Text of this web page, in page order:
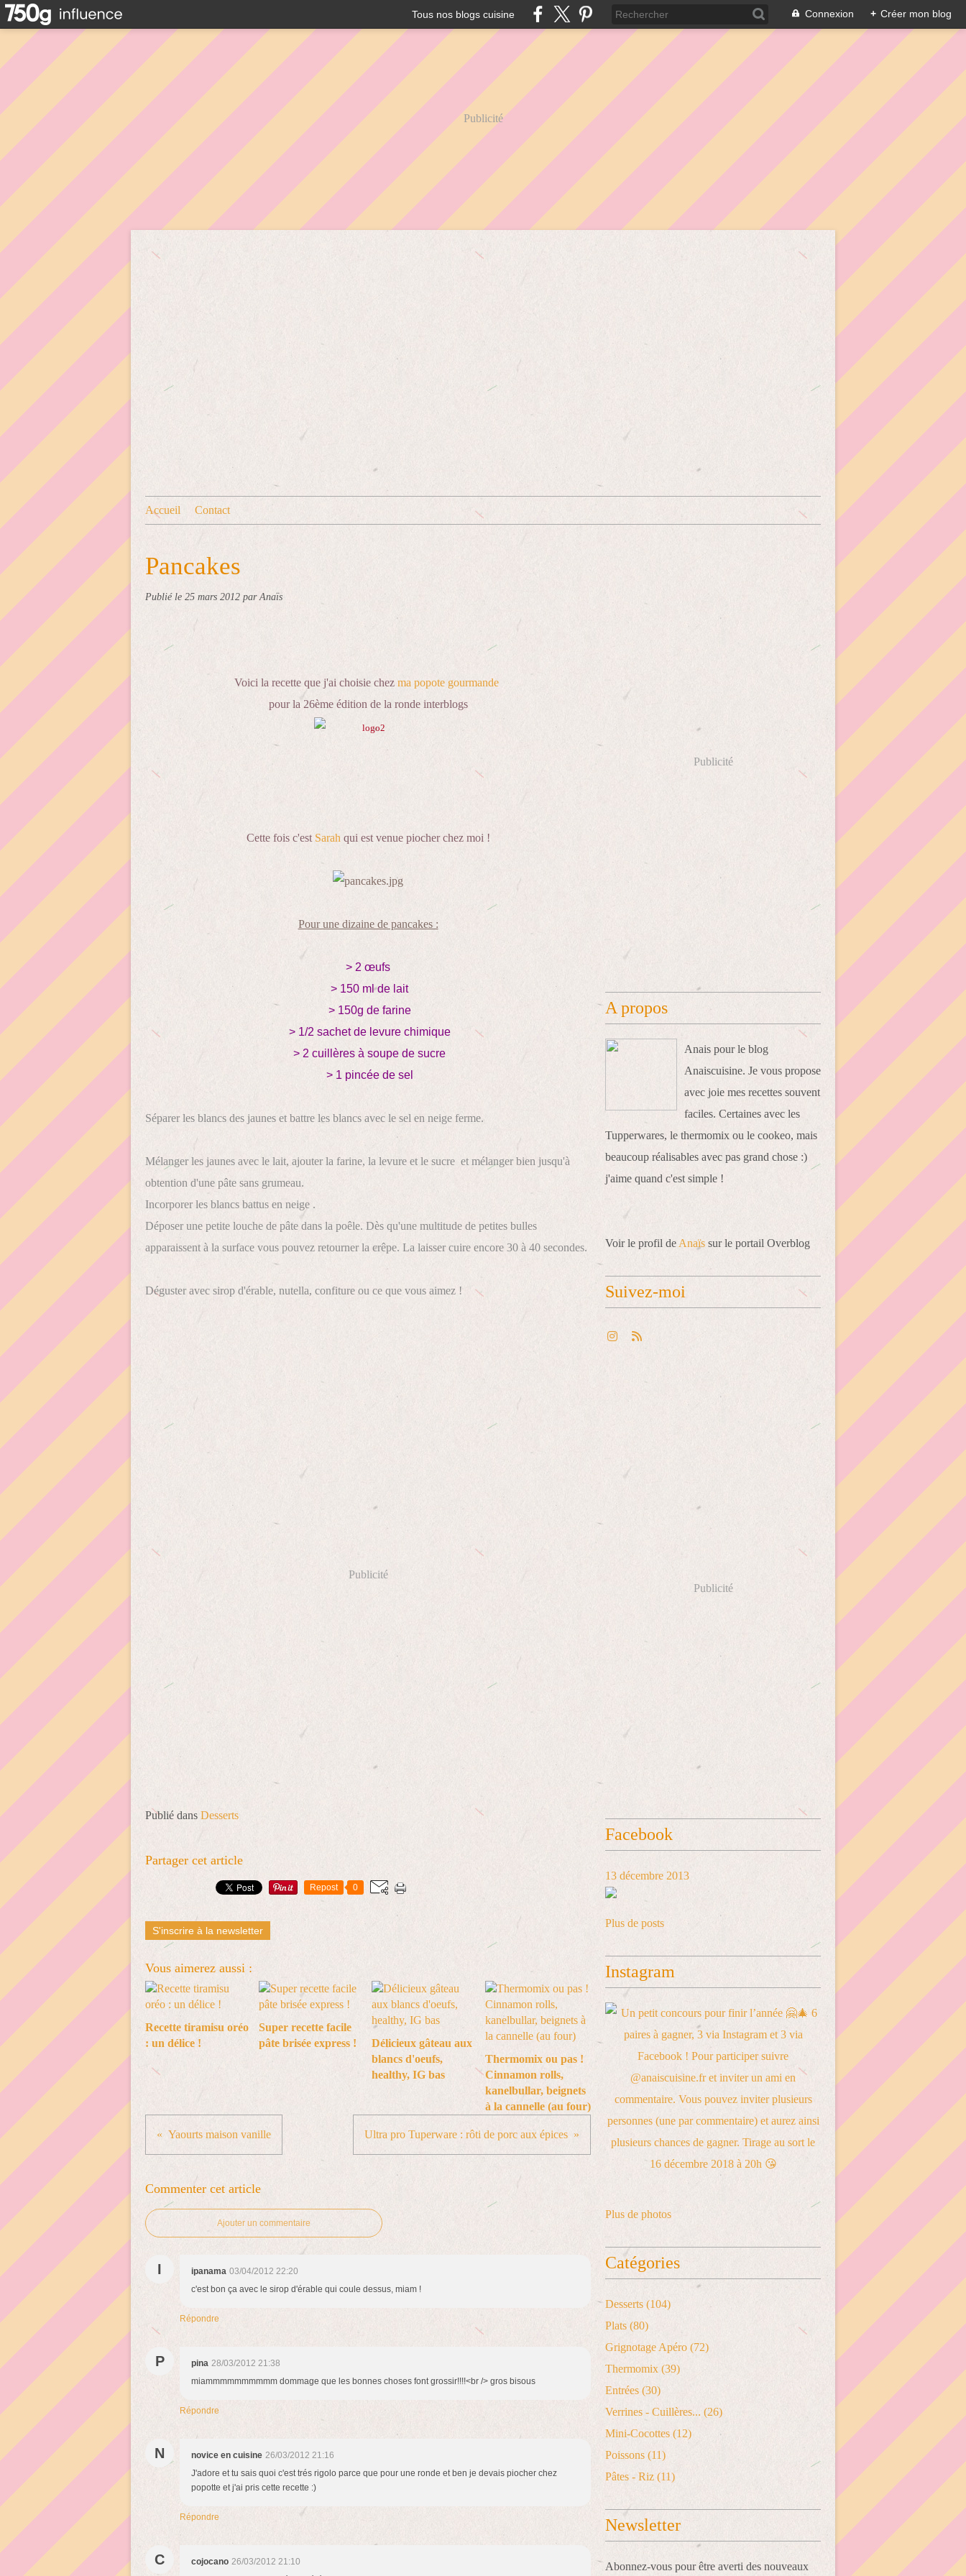
Tous nos blogs cuisine Connexion + Créer mon blog
Publicité
Accueil Contact
Pancakes
Publié le 25 mars 2012 par Anaïs
Voici la recette que j'ai choisie chez ma popote gourmande
pour la 26ème édition de la ronde interblogs
Cette fois c'est Sarah qui est venue piocher chez moi !
Pour une dizaine de pancakes :
> 2 œufs
> 150 ml de lait
> 150g de farine
> 1/2 sachet de levure chimique
> 2 cuillères à soupe de sucre
> 1 pincée de sel
Séparer les blancs des jaunes et battre les blancs avec le sel en neige ferme.
Mélanger les jaunes avec le lait, ajouter la farine, la levure et le sucre et mélanger bien jusqu'à
obtention d'une pâte sans grumeau.
Incorporer les blancs battus en neige .
Déposer une petite louche de pâte dans la poêle. Dès qu'une multitude de petites bulles
apparaissent à la surface vous pouvez retourner la crêpe. La laisser cuire encore 30 à 40 secondes.
Déguster avec sirop d'érable, nutella, confiture ou ce que vous aimez !
Publicité
Publié dans Desserts
Partager cet article
Repost 0
S'inscrire à la newsletter
Vous aimerez aussi :
Recette tiramisu oréo
: un délice !
Super recette facile
pâte brisée express !
Délicieux gâteau aux
blancs d'oeufs,
healthy, IG bas
Thermomix ou pas !
Cinnamon rolls,
kanelbullar, beignets
à la cannelle (au four)
Yaourts maison vanille Ultra pro Tuperware : rôti de porc aux épices
Commenter cet article
Ajouter un commentaire
I ipanama 03/04/2012 22:20
c'est bon ça avec le sirop d'érable qui coule dessus, miam !
Répondre
P pina 28/03/2012 21:38
miammmmmmmmmm dommage que les bonnes choses font grossir!!!!<br /> gros bisous
Répondre
N novice en cuisine 26/03/2012 21:16
J'adore et tu sais quoi c'est trés rigolo parce que pour une ronde et ben je devais piocher chez
popotte et j'ai pris cette recette :)
Répondre
C cojocano 26/03/2012 21:10
Publicité
A propos
Anais pour le blog
Anaiscuisine. Je vous propose
avec joie mes recettes souvent
faciles. Certaines avec les
Tupperwares, le thermomix ou le cookeo, mais
beaucoup réalisables avec pas grand chose :)
j'aime quand c'est simple !
Voir le profil de Anaïs sur le portail Overblog
Suivez-moi
Publicité
Facebook
13 décembre 2013
Plus de posts
Instagram
Plus de photos
Catégories
Desserts (104)
Plats (80)
Grignotage Apéro (72)
Thermomix (39)
Entrées (30)
Verrines - Cuillères... (26)
Mini-Cocottes (12)
Poissons (11)
Pâtes - Riz (11)
Newsletter
Abonnez-vous pour être averti des nouveaux